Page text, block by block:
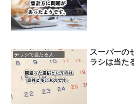
スーパーの
ラシは当た